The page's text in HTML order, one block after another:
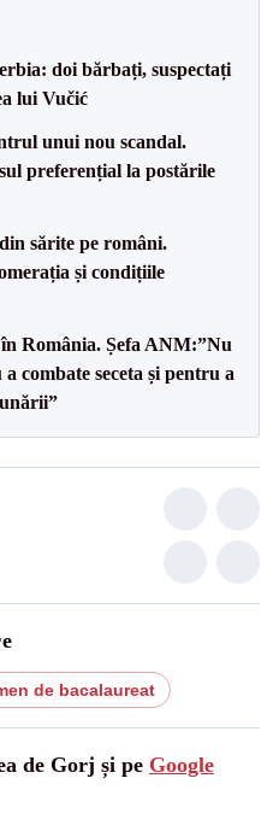
doi bărbați, suspectați
lui Vučić
unui nou scandal.
preferențial la postările
sărite pe români.
și condițiile
România. Șefa ANM:”Nu
combate seceta și pentru a
de bacalaureat
de Gorj și pe Google